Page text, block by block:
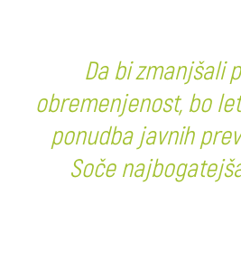
Da bi zmanjšali
obremenjenost, bo
ponudba javnih
Soče